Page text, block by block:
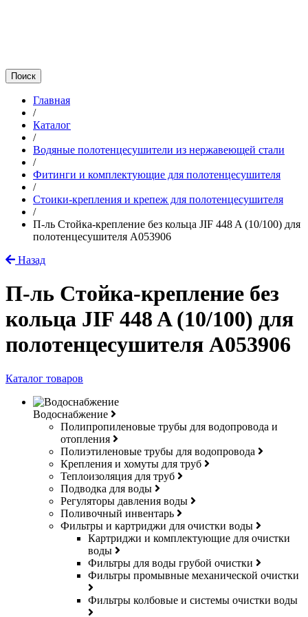
Главная
/
Каталог
/
Водяные полотенцесушители из нержавеющей стали
/
Фитинги и комплектующие для полотенцесушителя
/
Стоики-крепления и крепеж для полотенцесушителя
/
П-ль Стойка-крепление без кольца JIF 448 A (10/100) для
полотенцесушителя A053906
Назад
П-ль Стойка-крепление без
кольца JIF 448 A (10/100) для
полотенцесушителя A053906
Каталог товаров
Водоснабжение
Полипропиленовые трубы для водопровода и
отопления
Полиэтиленовые трубы для водопровода
Крепления и хомуты для труб
Теплоизоляция для труб
Подводка для воды
Регуляторы давления воды
Поливочный инвентарь
Фильтры и картриджи для очистки воды
Картриджи и комплектующие для очистки
воды
Фильтры для воды грубой очистки
Фильтры промывные механической очистки
Фильтры колбовые и системы очистки воды